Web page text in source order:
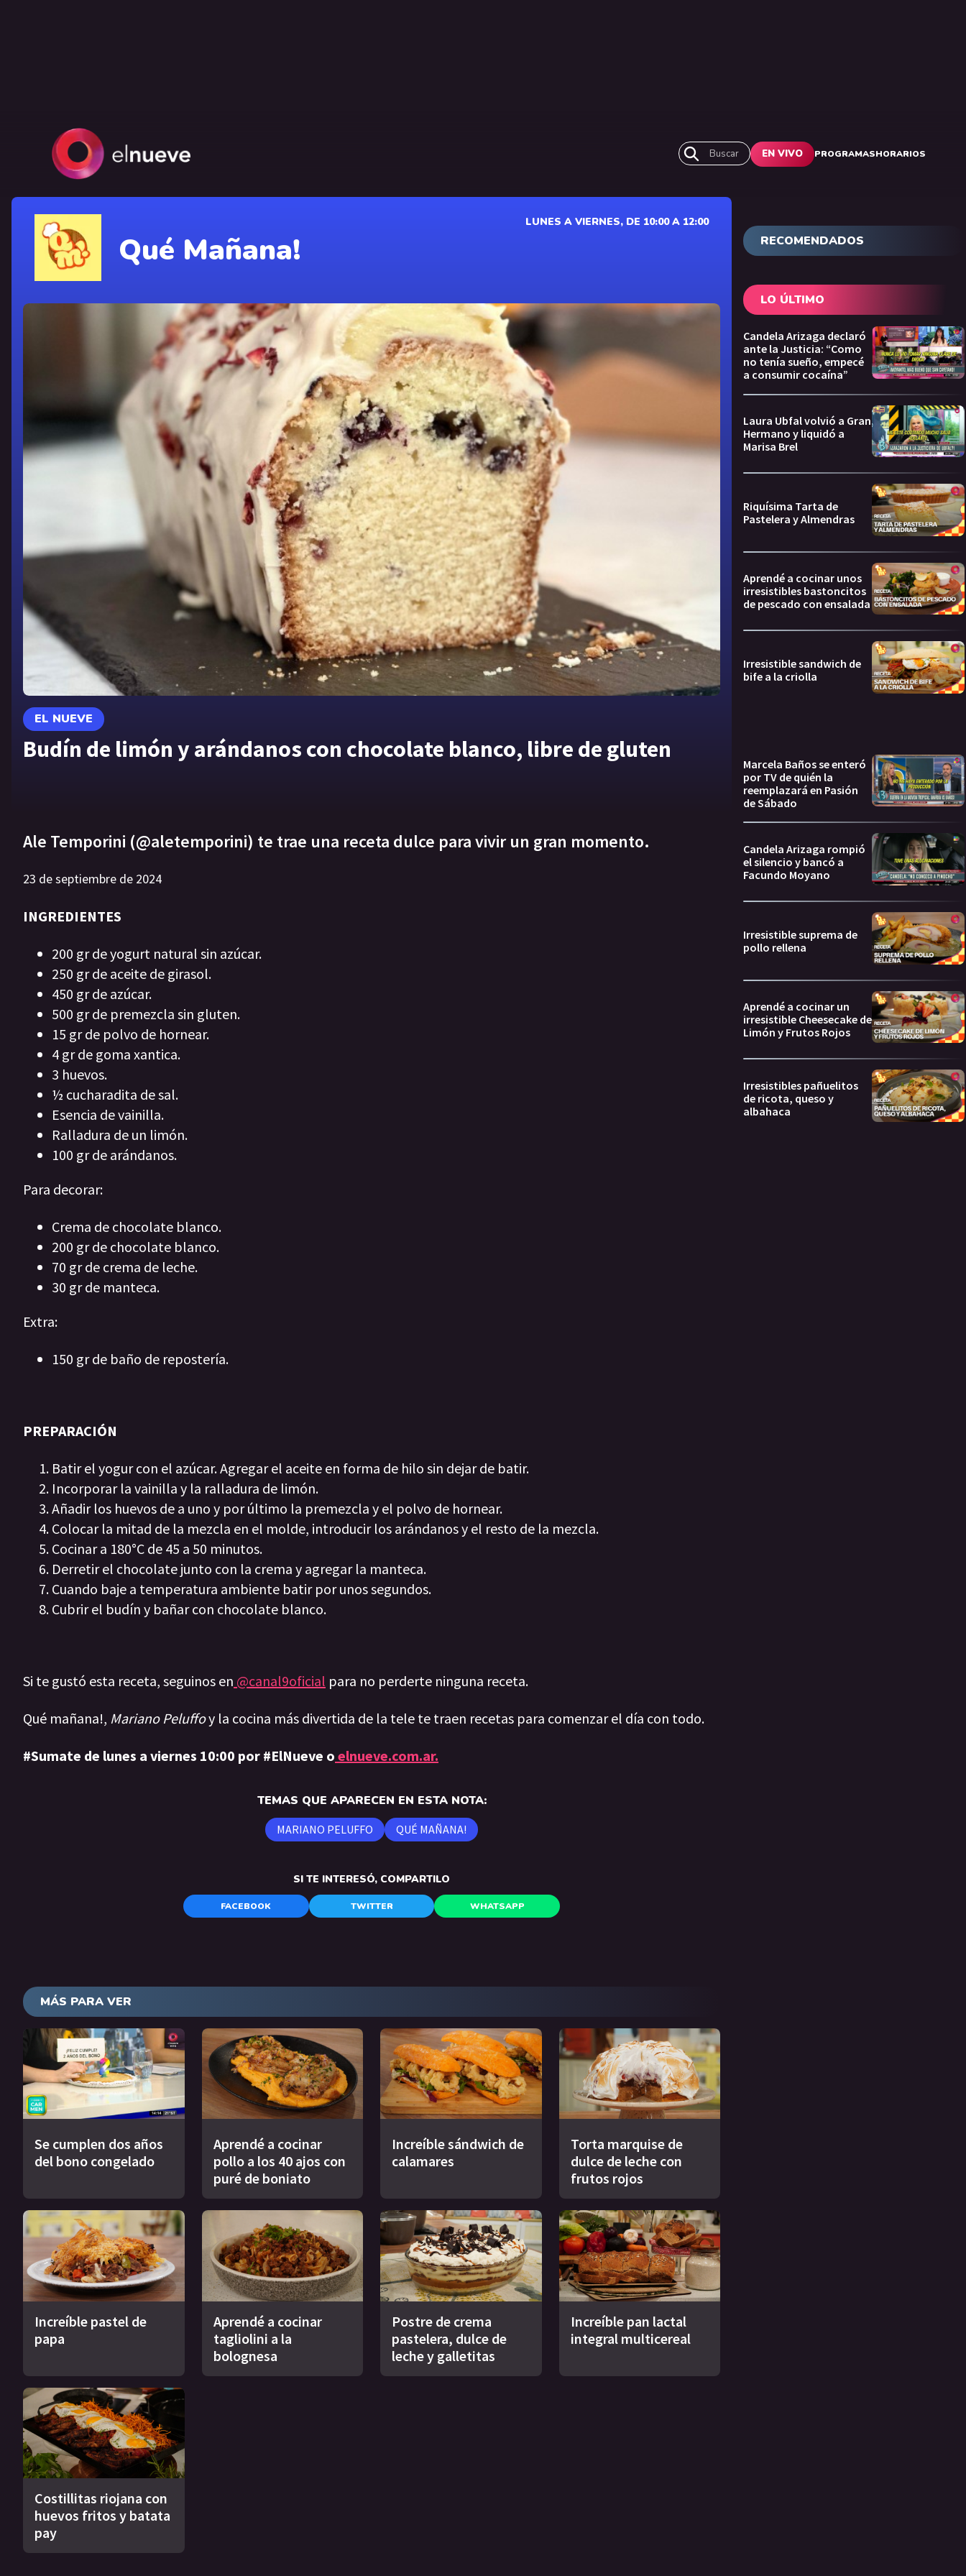
Buscar EN VIVO PROGRAMASHORARIOS
Qué Mañana!
LUNES A VIERNES, DE 10:00 A 12:00
EL NUEVE
Budín de limón y arándanos con chocolate blanco, libre de gluten
Ale Temporini (@aletemporini) te trae una receta dulce para vivir un gran momento.
23 de septiembre de 2024
INGREDIENTES
200 gr de yogurt natural sin azúcar.
250 gr de aceite de girasol.
450 gr de azúcar.
500 gr de premezcla sin gluten.
15 gr de polvo de hornear.
4 gr de goma xantica.
3 huevos.
½ cucharadita de sal.
Esencia de vainilla.
Ralladura de un limón.
100 gr de arándanos.
Para decorar:
Crema de chocolate blanco.
200 gr de chocolate blanco.
70 gr de crema de leche.
30 gr de manteca.
Extra:
150 gr de baño de repostería.
PREPARACIÓN
Batir el yogur con el azúcar. Agregar el aceite en forma de hilo sin dejar de batir.
Incorporar la vainilla y la ralladura de limón.
Añadir los huevos de a uno y por último la premezcla y el polvo de hornear.
Colocar la mitad de la mezcla en el molde, introducir los arándanos y el resto de la mezcla.
Cocinar a 180°C de 45 a 50 minutos.
Derretir el chocolate junto con la crema y agregar la manteca.
Cuando baje a temperatura ambiente batir por unos segundos.
Cubrir el budín y bañar con chocolate blanco.
Si te gustó esta receta, seguinos en @canal9oficial para no perderte ninguna receta.
Qué mañana!, Mariano Peluffoy la cocina más divertida de la tele te traen recetas para comenzar el día con todo.
#Sumate de lunes a viernes 10:00 por #ElNueve o elnueve.com.ar.
TEMAS QUE APARECEN EN ESTA NOTA:
MARIANO PELUFFO QUÉ MAÑANA!
SI TE INTERESÓ, COMPARTILO
FACEBOOK TWITTER WHATSAPP
MÁS PARA VER
Se cumplen dos años
del bono congelado
Aprendé a cocinar
pollo a los 40 ajos con
puré de boniato
Increíble sándwich de
calamares
Torta marquise de
dulce de leche con
frutos rojos
Increíble pastel de
papa
Aprendé a cocinar
tagliolini a la
bolognesa
Postre de crema
pastelera, dulce de
leche y galletitas
Increíble pan lactal
integral multicereal
Costillitas riojana con
huevos fritos y batata
pay
RECOMENDADOS
LO ÚLTIMO
Candela Arizaga declaró
ante la Justicia: “Como
no tenía sueño, empecé
a consumir cocaína”
Laura Ubfal volvió a Gran
Hermano y liquidó a
Marisa Brel
Riquísima Tarta de
Pastelera y Almendras
Aprendé a cocinar unos
irresistibles bastoncitos
de pescado con ensalada
Irresistible sandwich de
bife a la criolla
Marcela Baños se enteró
por TV de quién la
reemplazará en Pasión
de Sábado
Candela Arizaga rompió
el silencio y bancó a
Facundo Moyano
Irresistible suprema de
pollo rellena
Aprendé a cocinar un
irresistible Cheesecake de
Limón y Frutos Rojos
Irresistibles pañuelitos
de ricota, queso y
albahaca